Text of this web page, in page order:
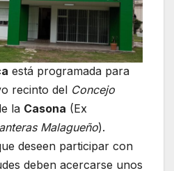
está programada para
recinto del Concejo
la Casona (Ex
Malagueño).
deseen participar con
deben acercarse unos